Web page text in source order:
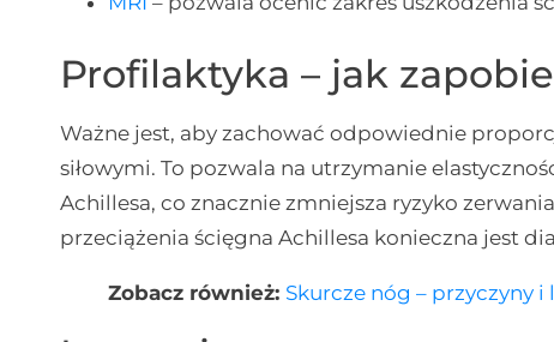
Profilaktyka – jak
Ważne jest, aby zachować odpowiednie
siłowymi. To pozwala na utrzymanie
Achillesa, co znacznie zmniejsza ryzyko
przeciążenia ścięgna Achillesa konieczna jest
Zobacz również: Skurcze nóg – przyczyny i